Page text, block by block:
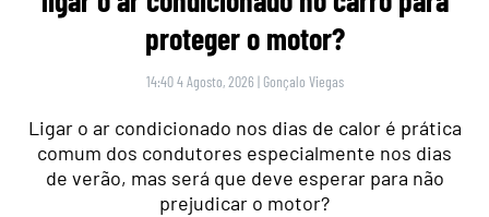
proteger o motor?
14:40 4 Agosto, 2026 | Gonçalo Viegas
Ligar o ar condicionado nos dias de calor é prática
comum dos condutores especialmente nos dias
de verão, mas será que deve esperar para não
prejudicar o motor?